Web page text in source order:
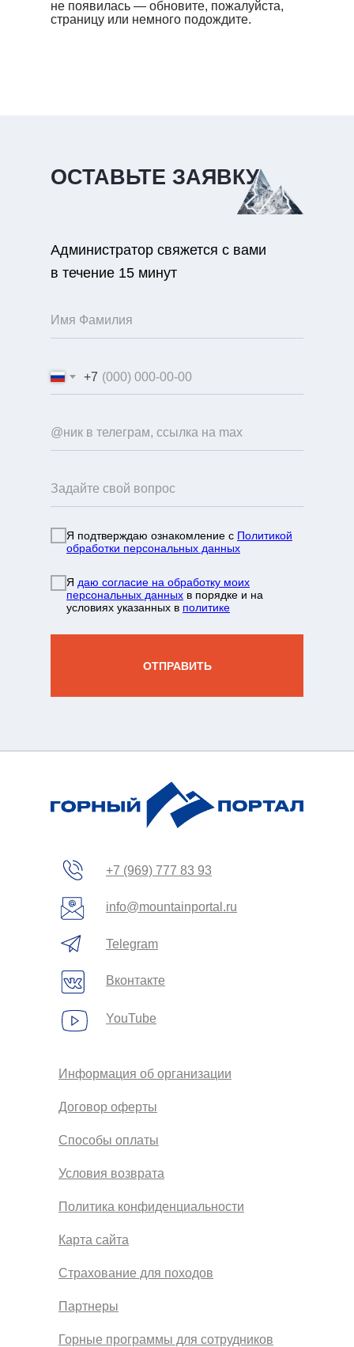
не появилась — обновите, пожалуйста,
страницу или немного подождите.
ОСТАВЬТЕ ЗАЯВКУ
Администратор свяжется с вами
в течение 15 минут
+7
Я подтверждаю ознакомление с Политикой
обработки персональных данных
Я даю согласие на обработку моих
персональных данных в порядке и на
условиях указанных в политике
ОТПРАВИТЬ
info@mountainportal.ru
Политика конфиденциальности
Договор оферты
Способы оплаты
Условия возврата
Информация об организации
+7 931 244 38 87
info@mountainportal.ru
+7 (969) 777 83 93
Telegram
Вконтакте
YouTube
Карта сайта
Партнеры
Страхование для походов
Горные программы для сотрудников